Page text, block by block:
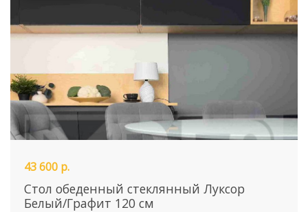
43 600 р.
Стол обеденный стеклянный Луксор
Белый/Графит 120 см